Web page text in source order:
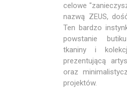
celowe
nazwą ZEUS,
Ten bardzo
powstanie
tkaniny i
prezentującą
oraz
projektów.